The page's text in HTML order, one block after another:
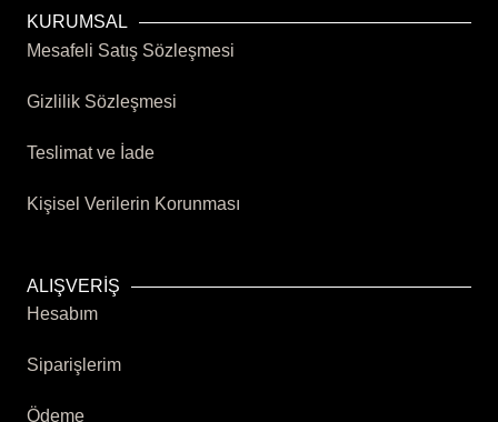
KURUMSAL
Mesafeli Satış Sözleşmesi
Gizlilik Sözleşmesi
Teslimat ve İade
Kişisel Verilerin Korunması
ALIŞVERİŞ
Hesabım
Siparişlerim
Ödeme